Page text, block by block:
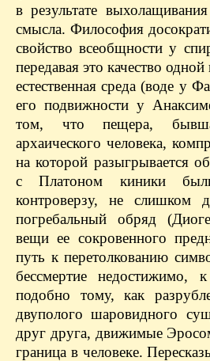
в результате
смысла. Философия
свойство всеобщности у
передавая это качество
естественная среда (воде у
его подвижности у
том, что пещера,
архаического человека,
на которой разыгрывается
с Платоном киники
контроверзу, не слишком
погребальный обряд
вещи ее сокровенного
путь к перетолкованию
бессмертие
подобно тому, как
двуполого шаровидного
друг друга, движимые
граница в человеке.